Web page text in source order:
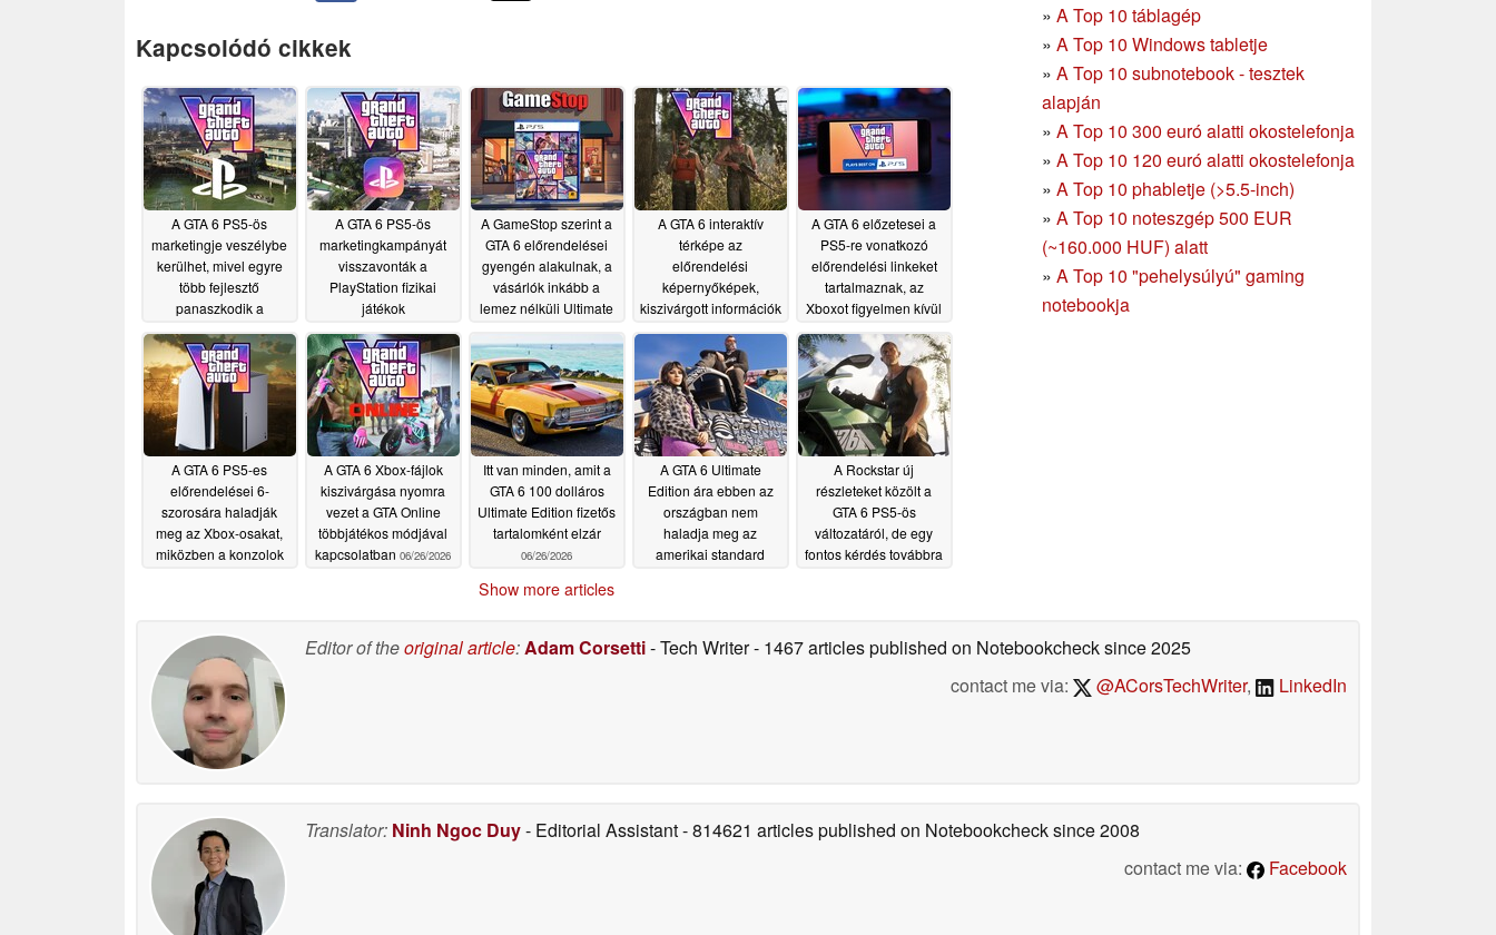
» A Top 10 táblagép
» A Top 10 Windows tabletje
» A Top 10 subnotebook - tesztek
alapján
» A Top 10 300 euró alatti okostelefonja
» A Top 10 120 euró alatti okostelefonja
» A Top 10 phabletje (>5.5-inch)
» A Top 10 noteszgép 500 EUR
(~160.000 HUF) alatt
» A Top 10 "pehelysúlyú" gaming
notebookja
Kapcsolódó cikkek
A GTA 6 PS5-ös
marketingje veszélybe
kerülhet, mivel egyre
több fejlesztő
panaszkodik a
negatív visszhangra
07/17/2026
A GTA 6 PS5-ös
marketingkampányát
visszavonták a
PlayStation fizikai
játékok
kapcsolatos
tiltakozások miatt
07/05/2026
A GameStop szerint a
GTA 6 előrendelései
gyengén alakulnak, a
vásárlók inkább a
lemez nélküli Ultimate
választják06/30/2026
A GTA 6 interaktív
térképe az
előrendelési
képernyőképek,
kiszivárgott információk
bővül06/29/2026
A GTA 6 előzetesei a
PS5-re vonatkozó
előrendelési linkeket
tartalmaznak, az
Xboxot figyelmen kívül
Microsoft vitatja az
eladási különbséget
06/29/2026
A GTA 6 PS5-es
előrendelései 6-
szorosára haladják
meg az Xbox-osakat,
miközben a konzolok
A GTA 6 Xbox-fájlok
kiszivárgása nyomra
vezet a GTA Online
többjátékos módjával
kapcsolatban 06/26/2026
Itt van minden, amit a
GTA 6 100 dolláros
Ultimate Edition fizetős
tartalomként elzár
06/26/2026
A GTA 6 Ultimate
Edition ára ebben az
országban nem
haladja meg az
amerikai standard
A Rockstar új
részleteket közölt a
GTA 6 PS5-ös
változatáról, de egy
fontos kérdés továbbra
Show more articles
Editor of theoriginal article:Adam Corsetti- Tech Writer- 1467 articles published on Notebookchecksince 2025
contact me via:
@ACorsTechWriter, LinkedIn
Translator: Ninh Ngoc Duy- Editorial Assistant- 814621 articles published on Notebookchecksince 2008
contact me via:
Facebook